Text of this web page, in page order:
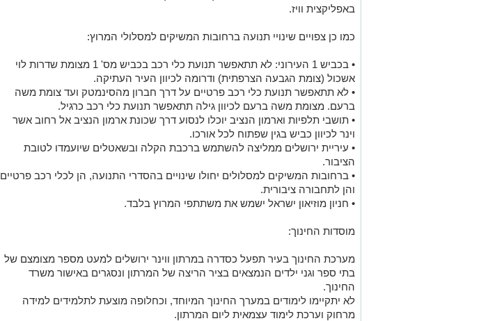
באפליקצית וויז.
כמו כן צפויים שינויי תנועה ברחובות המשיקים למסלולי המרוץ:
• בכביש 1 העירוני: לא תתאפשר תנועת כלי רכב בכביש מס' 1 מצומת שדרות לוי
אשכול (צומת הגבעה הצרפתית) ודרומה לכיוון העיר העתיקה.
• לא תתאפשר תנועת כלי רכב פרטיים על דרך חברון מהסינמטק ועד צומת משה
ברעם. מצומת משה ברעם לכיוון גילה תתאפשר תנועת כלי רכב כרגיל.
• תושבי תלפיות וארמון הנציב יוכלו לנסוע דרך שכונת ארמון הנציב אל רחוב אשר
וינר לכיוון כביש בגין שפתוח לכל אורכו.
• עיריית ירושלים ממליצה להשתמש ברכבת הקלה ובשאטלים שיועמדו לטובת
הציבור.
• ברחובות המשיקים למסלולים יחולו שינויים בהסדרי התנועה, הן לכלי רכב פרטיים
והן לתחבורה ציבורית.
• חניון מוזיאון ישראל ישמש את משתתפי המרוץ בלבד.
מוסדות החינוך:
מערכת החינוך בעיר תפעל כסדרה במרתון ווינר ירושלים למעט מספר מצומצם של
בתי ספר וגני ילדים הנמצאים בציר הריצה של המרתון ונסגרים באישור משרד
החינוך.
לא יתקיימו לימודים במערך החינוך המיוחד, וכחלופה מוצעת לתלמידים למידה
מרחוק וערכת לימוד עצמאית ליום המרתון.